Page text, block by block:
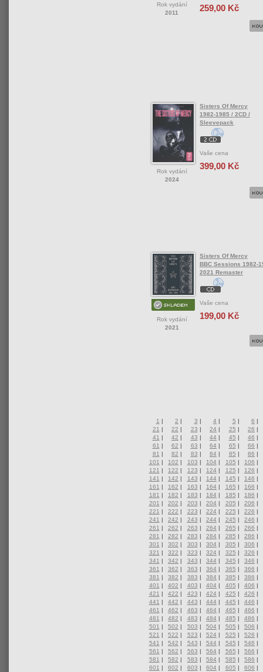
Rok vydání
2011
259,00 Kč
Rok vydání
2024
Sisters Of Mercy
1982-1985 / 2CD /
Sleevepack
Vaše cena
399,00 Kč
Rok vydání
2021
Sisters Of Mercy
BBC Sessions 1982-
2021 Remaster
Vaše cena
199,00 Kč
1 | 2 | 3 | 4 | 5 | 6 |
21 | 22 | 23 | 24 | 25 | 26 |
41 | 42 | 43 | 44 | 45 | 46 |
61 | 62 | 63 | 64 | 65 | 66 |
81 | 82 | 83 | 84 | 85 | 86 |
101 | 102 | 103 | 104 | 105 | 106 |
121 | 122 | 123 | 124 | 125 | 126 |
141 | 142 | 143 | 144 | 145 | 146 |
161 | 162 | 163 | 164 | 165 | 166 |
181 | 182 | 183 | 184 | 185 | 186 |
201 | 202 | 203 | 204 | 205 | 206 |
221 | 222 | 223 | 224 | 225 | 226 |
241 | 242 | 243 | 244 | 245 | 246 |
261 | 262 | 263 | 264 | 265 | 266 |
281 | 282 | 283 | 284 | 285 | 286 |
301 | 302 | 303 | 304 | 305 | 306 |
321 | 322 | 323 | 324 | 325 | 326 |
341 | 342 | 343 | 344 | 345 | 346 |
361 | 362 | 363 | 364 | 365 | 366 |
381 | 382 | 383 | 384 | 385 | 386 |
401 | 402 | 403 | 404 | 405 | 406 |
421 | 422 | 423 | 424 | 425 | 426 |
441 | 442 | 443 | 444 | 445 | 446 |
461 | 462 | 463 | 464 | 465 | 466 |
481 | 482 | 483 | 484 | 485 | 486 |
501 | 502 | 503 | 504 | 505 | 506 |
521 | 522 | 523 | 524 | 525 | 526 |
541 | 542 | 543 | 544 | 545 | 546 |
561 | 562 | 563 | 564 | 565 | 566 |
581 | 582 | 583 | 584 | 585 | 586 |
601 | 602 | 603 | 604 | 605 | 606 |